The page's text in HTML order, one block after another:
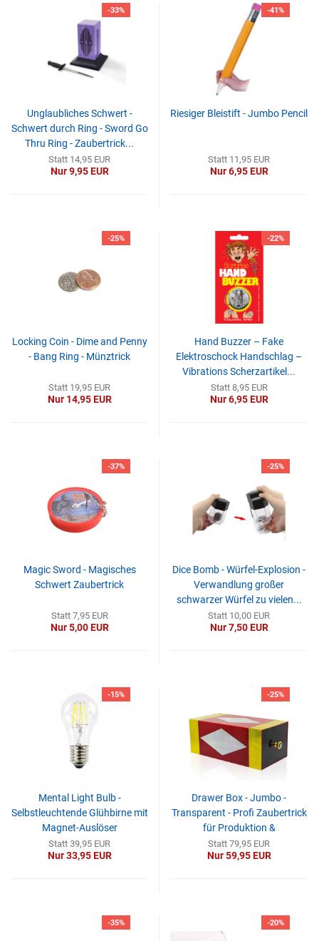
-33%
Unglaubliches Schwert -
Schwert durch Ring - Sword Go
Thru Ring - Zaubertrick...
Statt 14,95 EUR
Nur 9,95 EUR
-41%
Riesiger Bleistift - Jumbo Pencil
Statt 11,95 EUR
Nur 6,95 EUR
-25%
Locking Coin - Dime and Penny
- Bang Ring - Münztrick
Statt 19,95 EUR
Nur 14,95 EUR
-22%
Hand Buzzer – Fake
Elektroschock Handschlag –
Vibrations Scherzartikel...
Statt 8,95 EUR
Nur 6,95 EUR
-37%
Magic Sword - Magisches
Schwert Zaubertrick
Statt 7,95 EUR
Nur 5,00 EUR
-25%
Dice Bomb - Würfel-Explosion -
Verwandlung großer
schwarzer Würfel zu vielen...
Statt 10,00 EUR
Nur 7,50 EUR
-15%
Mental Light Bulb -
Selbstleuchtende Glühbirne mit
Magnet-Auslöser
Statt 39,95 EUR
Nur 33,95 EUR
-25%
Drawer Box - Jumbo -
Transparent - Profi Zaubertrick
für Produktion &
Verwandlung...
Statt 79,95 EUR
Nur 59,95 EUR
-35% -20%